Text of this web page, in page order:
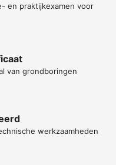
en praktijkexamen voor
van grondboringen
werkzaamheden